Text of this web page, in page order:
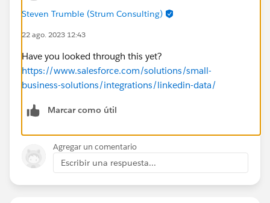
Steven Trumble (Strum Consulting)
22 ago. 2023 12:43
Have you looked through this yet?
https://www.salesforce.com/solutions/small-
business-solutions/integrations/linkedin-data/
Marcar como útil
Agregar un comentario
Escribir una respuesta...